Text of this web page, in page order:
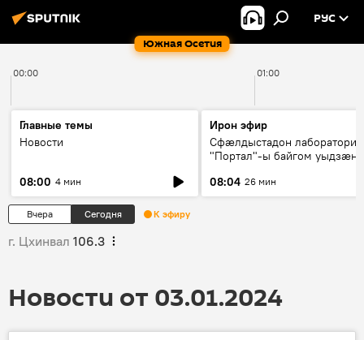
Южная Осетия
РУС
00:00 01:00
Главные темы
Новости
08:00 4 мин
Ирон эфир
Сфæлдыстадон лаборатори
"Портал"-ы байгом уыдзæн
Æхсары куыстыты равдыст
08:04 26 мин
Вчера Сегодня К эфиру
г. Цхинвал 106.3
Новости от 03.01.2024